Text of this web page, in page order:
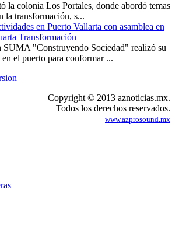
la colonia Los Portales, donde abordó temas
la transformación, s...
en Puerto Vallarta con asamblea en
Transformación
SUMA "Construyendo Sociedad" realizó su
el puerto para conformar ...
Copyright © 2013 aznoticias.mx.
Todos los derechos reservados.
www.azprosound.mx